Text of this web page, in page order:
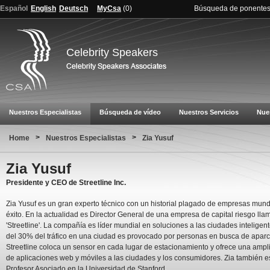
Español English Deutsch MyCsa (0) Búsqueda de ponentes
Celebrity Speakers
Nuestros Especialistas Búsqueda de vídeo Nuestros Servicios
Home > Nuestros Especialistas > Zia Yusuf
Zia Yusuf
Presidente y CEO de Streetline Inc.
Zia Yusuf es un gran experto técnico con un historial plagado de empresas
éxito. En la actualidad es Director General de una empresa de capital riesgo
'Streetline'. La compañía es líder mundial en soluciones a las ciudades
del 30% del tráfico en una ciudad es provocado por personas en busca de
Streetline coloca un sensor en cada lugar de estacionamiento y ofrece una
de aplicaciones web y móviles a las ciudades y los consumidores. Zia también